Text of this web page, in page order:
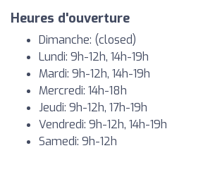
Heures d'ouverture
Dimanche: (closed)
Lundi: 9h-12h, 14h-19h
Mardi: 9h-12h, 14h-19h
Mercredi: 14h-18h
Jeudi: 9h-12h, 17h-19h
Vendredi: 9h-12h, 14h-19h
Samedi: 9h-12h